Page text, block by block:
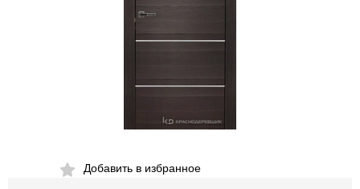
Добавить в избранное